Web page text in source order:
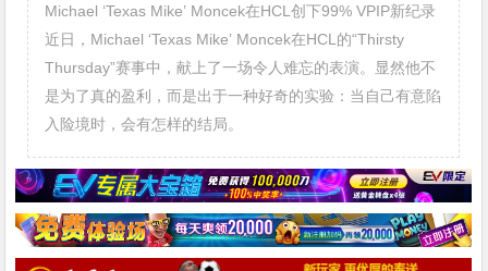
Michael ‘Texas Mike’ Moncek在HCL创下99% VPIP新纪录
近日，Michael ‘Texas Mike’ Moncek在HCL的“Thirsty
Thursday”赛事中，献上了一场令人难忘的表演。显然他不
是为了真的盈利，而是出于一种好奇的实验：当自己有意陷
入险境时，会有怎样的结局。